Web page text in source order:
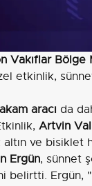
Vakıflar Bölge
etkinlik,
aracı da
Artvin
ve bisiklet
Ergün, sünnet
belirtti. Ergün,